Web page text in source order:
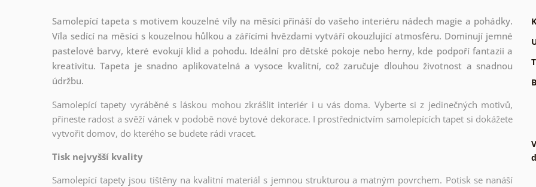
Samolepící tapeta s motivem kouzelné víly na měsíci přináší do vašeho interiéru nádech magie a pohádky.
Víla sedící na měsíci s kouzelnou hůlkou a zářícími hvězdami vytváří okouzlující atmosféru. Dominují jemné
pastelové barvy, které evokují klid a pohodu. Ideální pro dětské pokoje nebo herny, kde podpoří fantazii a
kreativitu. Tapeta je snadno aplikovatelná a vysoce kvalitní, což zaručuje dlouhou životnost a snadnou
údržbu.
Samolepící tapety vyráběné s láskou mohou zkrášlit interiér i u vás doma. Vyberte si z jedinečných motivů,
přineste radost a svěží vánek v podobě nové bytové dekorace. I prostřednictvím samolepících tapet si dokážete
vytvořit domov, do kterého se budete rádi vracet.
Tisk nejvyšší kvality
Samolepící tapety jsou tištěny na kvalitní materiál s jemnou strukturou a matným povrchem. Potisk se nanáší